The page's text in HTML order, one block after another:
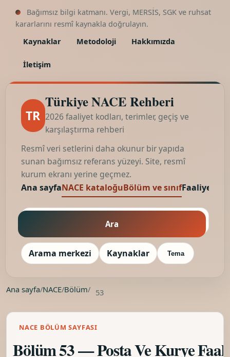
Bağımsız bilgi katmanı. Vergi, MERSİS, SGK ve ruhsat
kararlarını resmî kaynakla doğrulayın.
Kaynaklar
Metodoloji Hakkımızda
İletişim
TR
Türkiye NACE Rehberi
2026 faaliyet kodları, terimler, geçiş ve
karşılaştırma rehberi
Resmî veri setlerini daha okunur bir yapıda
sunan bağımsız referans yüzeyi. Site, resmî
kurum ekranı yerine geçmez.
Ana sayfaNACE kataloğuBölüm ve sınıfFaaliyet
Ara
Arama merkezi Kaynaklar Tema
Ana sayfa/NACE/Bölüm/ 53
NACE BÖLÜM SAYFASI
Bölüm 53 — Posta Ve Kurye